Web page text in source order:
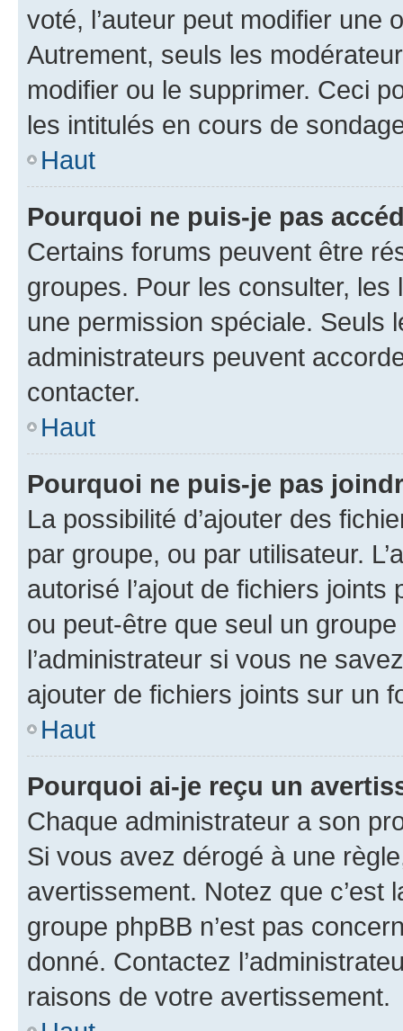
voté, l’auteur peut modifier une
Autrement, seuls les
modifier ou le supprimer. Ceci
les intitulés en cours de
Haut
Pourquoi ne puis-je pas
Certains forums peuvent être
groupes. Pour les consulter,
une permission spéciale. Seuls
administrateurs peuvent
contacter.
Haut
Pourquoi ne puis-je pas
La possibilité d’ajouter des
par groupe, ou par utilisateur.
autorisé l’ajout de fichiers
ou peut-être que seul un
l’administrateur si vous ne
ajouter de fichiers joints sur un
Haut
Pourquoi ai-je reçu un
Chaque administrateur a son
Si vous avez dérogé à une
avertissement. Notez que c’est
groupe phpBB n’est pas
donné. Contactez
raisons de votre avertissement.